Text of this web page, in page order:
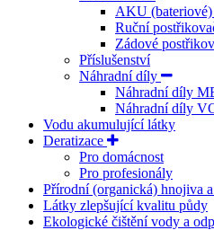
AKU
Ruční
Zádové
Příslušenství
Náhradní díly
Náhradní díly
Náhradní díly
Vodu akumulující látky
Deratizace
Pro domácnost
Pro profesionály
Přírodní (organická) hnojiva
Látky zlepšující kvalitu půdy
Ekologické čištění vody a